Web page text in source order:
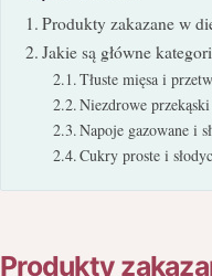
Produkty zakazane w
Jakie są główne
Tłuste mięsa i
Niezdrowe
Napoje gazowane i
Cukry proste i
Produkty